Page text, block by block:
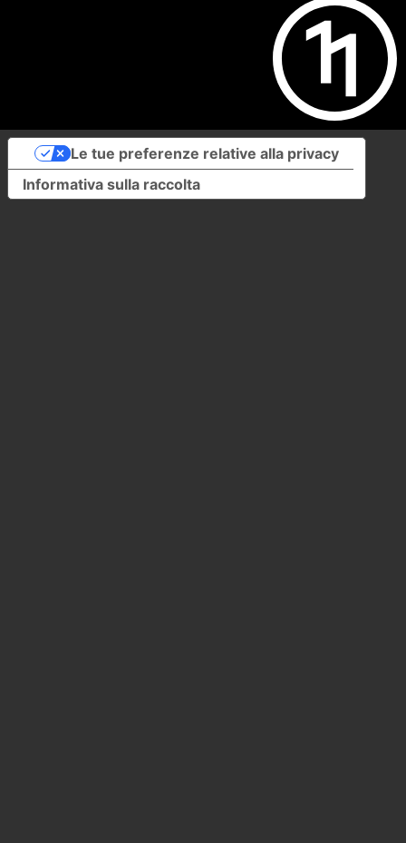
Informativa sulla raccolta
Le tue preferenze relative alla privacy